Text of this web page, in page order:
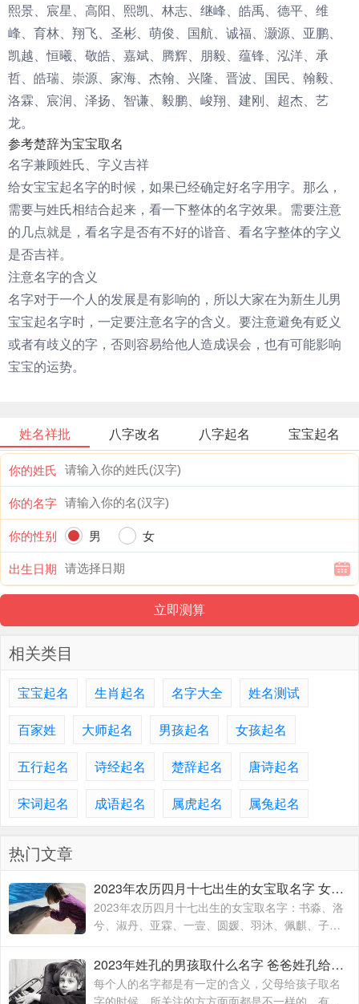
熙景、宸星、高阳、熙凯、林志、继峰、皓禹、德平、维
峰、育林、翔飞、圣彬、萌俊、国航、诚福、灏源、亚鹏、
凯越、恒曦、敬皓、嘉斌、腾辉、朋毅、蕴锋、泓洋、承
哲、皓瑞、崇源、家海、杰翰、兴隆、晋波、国民、翰毅、
洛霖、宸润、泽扬、智谦、毅鹏、峻翔、建刚、超杰、艺
龙。
参考楚辞为宝宝取名
名字兼顾姓氏、字义吉祥
给女宝宝起名字的时候，如果已经确定好名字用字。那么，
需要与姓氏相结合起来，看一下整体的名字效果。需要注意
的几点就是，看名字是否有不好的谐音、看名字整体的字义
是否吉祥。
注意名字的含义
名字对于一个人的发展是有影响的，所以大家在为新生儿男
宝宝起名字时，一定要注意名字的含义。要注意避免有贬义
或者有歧义的字，否则容易给他人造成误会，也有可能影响
宝宝的运势。
姓名祥批 八字改名 八字起名 宝宝起名
你的姓氏
你的名字
你的性别
男
女
出生日期
相关类目
宝宝起名 生肖起名 名字大全
姓名测试
百家姓
大师起名 男孩起名
女孩起名
五行起名
诗经起名 楚辞起名
唐诗起名
宋词起名
成语起名 属虎起名 属兔起名
热门文章
2023年农历四月十七出生的女宝取名字 女宝宝名字大全2023属兔
2023年农历四月十七出生的女宝取名字：书淼、洛
兮、淑丹、亚霖、一壹、圆媛、羽沐、佩麒、子
卉、冰馨、伶瑶、青霖、翠云、雯雨、可菡、宸
佑、书玮、彤晴、禾木
2023年姓孔的男孩取什么名字 爸爸姓孔给宝宝取名
每个人的名字都是有一定的含义，父母给孩子取名
字的时候，所关注的方方面面都是不一样的，有的